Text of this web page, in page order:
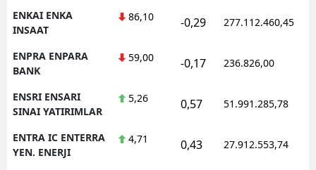
ENKAI ENKA
INSAAT
86,10 -0,29 277.112.460,45
ENPRA ENPARA
BANK
59,00 -0,17 236.826,00
ENSRI ENSARI
SINAI YATIRIMLAR
5,26 0,57 51.991.285,78
ENTRA IC ENTERRA
YEN. ENERJI
4,71 0,43 27.912.553,74